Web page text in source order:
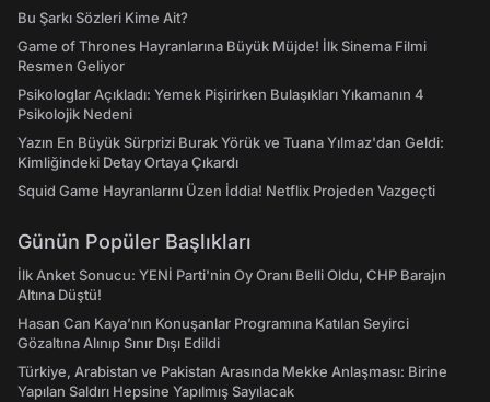
Bu Şarkı Sözleri Kime Ait?
Game of Thrones Hayranlarına Büyük Müjde! İlk Sinema Filmi
Resmen Geliyor
Psikologlar Açıkladı: Yemek Pişirirken Bulaşıkları Yıkamanın 4
Psikolojik Nedeni
Yazın En Büyük Sürprizi Burak Yörük ve Tuana Yılmaz'dan Geldi:
Kimliğindeki Detay Ortaya Çıkardı
Squid Game Hayranlarını Üzen İddia! Netflix Projeden Vazgeçti
Günün Popüler Başlıkları
İlk Anket Sonucu: YENİ Parti'nin Oy Oranı Belli Oldu, CHP Barajın
Altına Düştü!
Hasan Can Kaya’nın Konuşanlar Programına Katılan Seyirci
Gözaltına Alınıp Sınır Dışı Edildi
Türkiye, Arabistan ve Pakistan Arasında Mekke Anlaşması: Birine
Yapılan Saldırı Hepsine Yapılmış Sayılacak